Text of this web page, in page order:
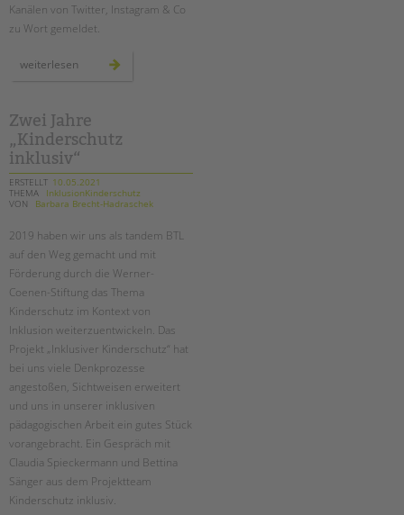
Kanälen von Twitter, Instagram & Co
zu Wort gemeldet.
weiterlesen hauptstadtzulage
Zwei Jahre
„Kinderschutz
inklusiv“
ERSTELLT 10.05.2021
THEMA
InklusionKinderschutz
VON
Barbara Brecht-Hadraschek
2019 haben wir uns als tandem BTL
auf den Weg gemacht und mit
Förderung durch die Werner-
Coenen-Stiftung das Thema
Kinderschutz im Kontext von
Inklusion weiterzuentwickeln. Das
Projekt „Inklusiver Kinderschutz“ hat
bei uns viele Denkprozesse
angestoßen, Sichtweisen erweitert
und uns in unserer inklusiven
pädagogischen Arbeit ein gutes Stück
vorangebracht. Ein Gespräch mit
Claudia Spieckermann und Bettina
Sänger aus dem Projektteam
Kinderschutz inklusiv.